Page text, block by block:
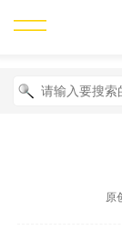
原